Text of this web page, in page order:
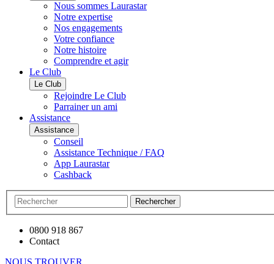
Nous sommes Laurastar
Notre expertise
Nos engagements
Votre confiance
Notre histoire
Comprendre et agir
Le Club
Le Club
Rejoindre Le Club
Parrainer un ami
Assistance
Assistance
Conseil
Assistance Technique / FAQ
App Laurastar
Cashback
Rechercher
0800 918 867
Contact
NOUS TROUVER